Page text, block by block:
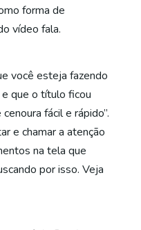
forma de
vídeo fala.
você esteja fazendo
que o título ficou
fácil e rápido”.
e chamar a atenção
na tela que
por isso. Veja